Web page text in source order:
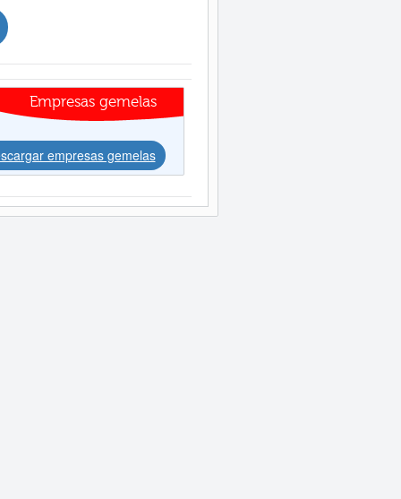
Empresas gemelas
empresas gemelas